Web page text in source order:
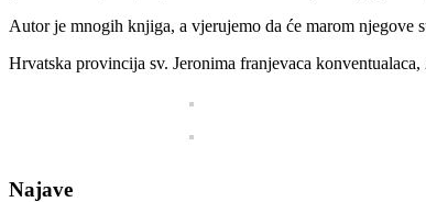
Autor je mnogih knjiga, a vjerujemo da će marom njegove
Hrvatska provincija sv. Jeronima franjevaca
Najave